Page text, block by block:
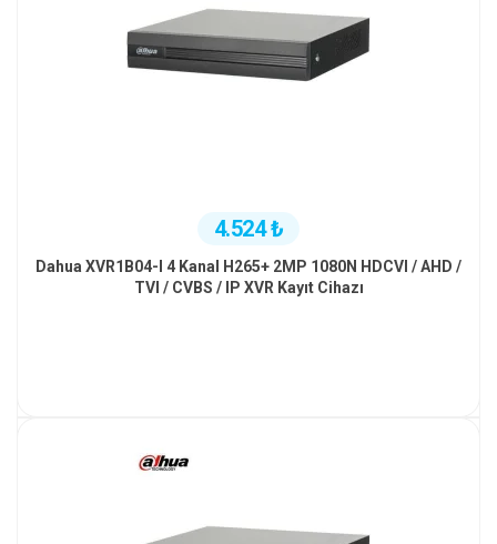
4.524 ₺
Dahua XVR1B04-I 4 Kanal H265+ 2MP 1080N HDCVI / AHD /
TVI / CVBS / IP XVR Kayıt Cihazı